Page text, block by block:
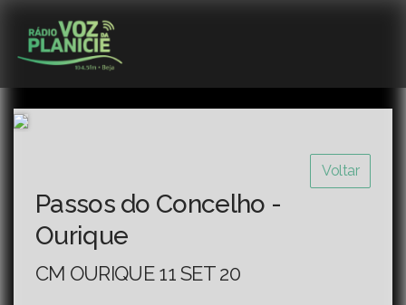
Voltar
Passos do Concelho -
Ourique
CM OURIQUE 11 SET 20